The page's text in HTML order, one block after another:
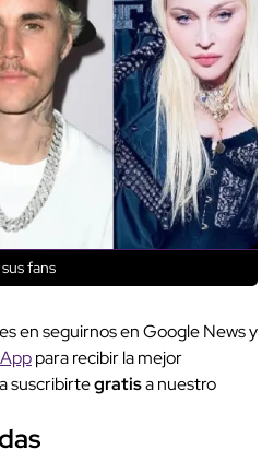
fans
en seguirnos en Google News y
para recibir la mejor
suscribirtegratisa nuestro